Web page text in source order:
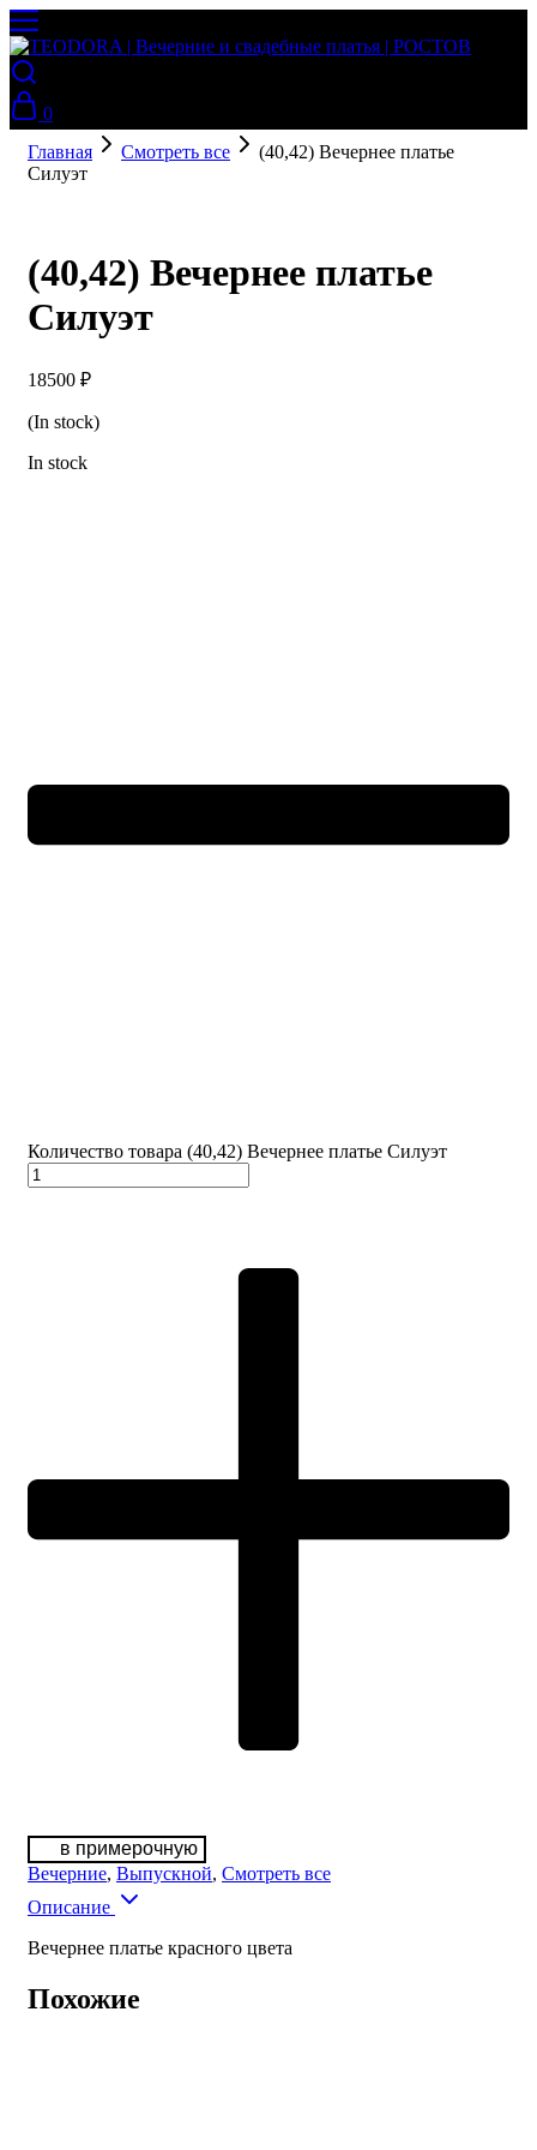
0
Главная
Смотреть все
(40,42) Вечернее платье
Силуэт
(40,42) Вечернее платье
Силуэт
18500 ₽
(In stock)
In stock
Количество товара (40,42) Вечернее платье Силуэт
в примерочную
Вечерние, Выпускной, Смотреть все
Описание
Вечернее платье красного цвета
Похожие